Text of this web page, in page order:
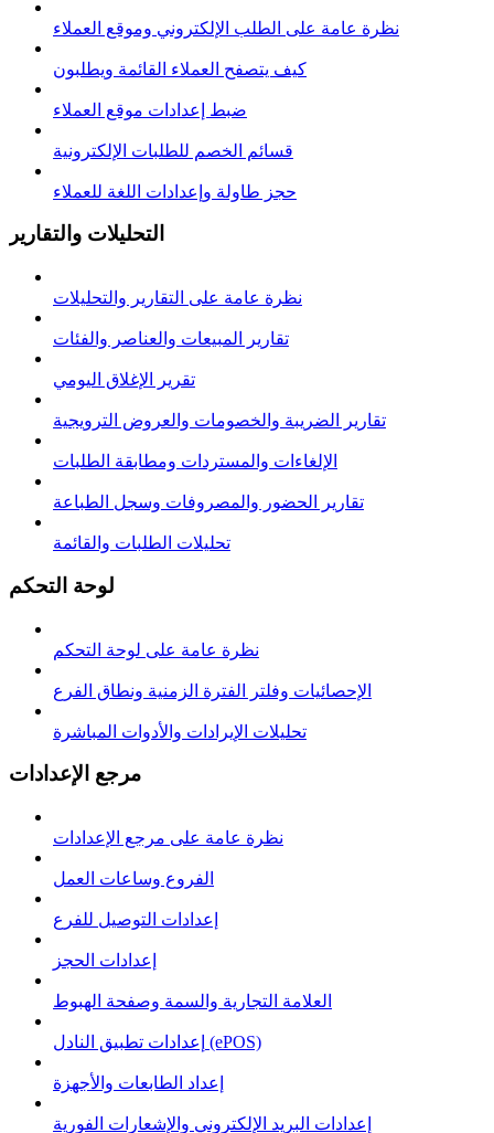
نظرة عامة على الطلب الإلكتروني وموقع العملاء
كيف يتصفح العملاء القائمة ويطلبون
ضبط إعدادات موقع العملاء
قسائم الخصم للطلبات الإلكترونية
حجز طاولة وإعدادات اللغة للعملاء
التحليلات والتقارير
نظرة عامة على التقارير والتحليلات
تقارير المبيعات والعناصر والفئات
تقرير الإغلاق اليومي
تقارير الضريبة والخصومات والعروض الترويجية
الإلغاءات والمستردات ومطابقة الطلبات
تقارير الحضور والمصروفات وسجل الطباعة
تحليلات الطلبات والقائمة
لوحة التحكم
نظرة عامة على لوحة التحكم
الإحصائيات وفلتر الفترة الزمنية ونطاق الفرع
تحليلات الإيرادات والأدوات المباشرة
مرجع الإعدادات
نظرة عامة على مرجع الإعدادات
الفروع وساعات العمل
إعدادات التوصيل للفرع
إعدادات الحجز
العلامة التجارية والسمة وصفحة الهبوط
إعدادات تطبيق النادل (ePOS)
إعداد الطابعات والأجهزة
إعدادات البريد الإلكتروني والإشعارات الفورية